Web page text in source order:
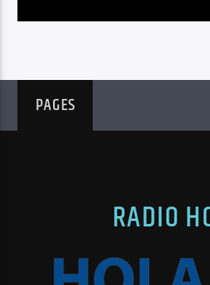
PAGES
RADIO